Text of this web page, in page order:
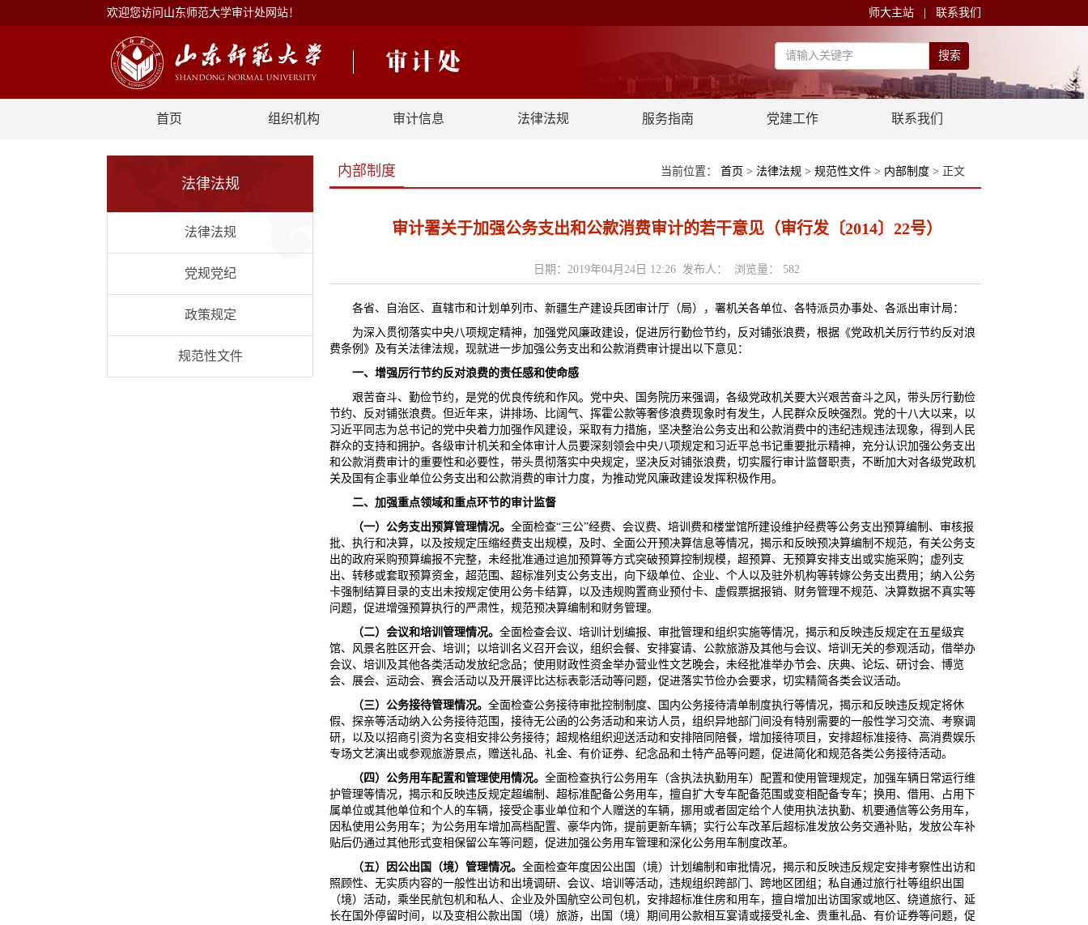
欢迎您访问山东师范大学审计处网站！ 师大主站| 联系我们
搜索
首页 组织机构 审计信息 法律法规 服务指南 党建工作 联系我们
法律法规
法律法规
党规党纪
政策规定
规范性文件
内部制度 当前位置： 首页 > 法律法规 > 规范性文件 > 内部制度 > 正文
审计署关于加强公务支出和公款消费审计的若干意见（审行发〔2014〕22号）
日期：2019年04月24日 12:26 发布人： 浏览量： 582
各省、自治区、直辖市和计划单列市、新疆生产建设兵团审计厅（局），署机关各单位、各特派员办事处、各派出审计局：
为深入贯彻落实中央八项规定精神，加强党风廉政建设，促进厉行勤俭节约，反对铺张浪费，根据《党政机关厉行节约反对浪
费条例》及有关法律法规，现就进一步加强公务支出和公款消费审计提出以下意见：
一、增强厉行节约反对浪费的责任感和使命感
艰苦奋斗、勤俭节约，是党的优良传统和作风。党中央、国务院历来强调，各级党政机关要大兴艰苦奋斗之风，带头厉行勤俭
节约、反对铺张浪费。但近年来，讲排场、比阔气、挥霍公款等奢侈浪费现象时有发生，人民群众反映强烈。党的十八大以来，以
习近平同志为总书记的党中央着力加强作风建设，采取有力措施，坚决整治公务支出和公款消费中的违纪违规违法现象，得到人民
群众的支持和拥护。各级审计机关和全体审计人员要深刻领会中央八项规定和习近平总书记重要批示精神，充分认识加强公务支出
和公款消费审计的重要性和必要性，带头贯彻落实中央规定，坚决反对铺张浪费，切实履行审计监督职责，不断加大对各级党政机
关及国有企事业单位公务支出和公款消费的审计力度，为推动党风廉政建设发挥积极作用。
二、加强重点领域和重点环节的审计监督
（一）公务支出预算管理情况。 全面检查“三公”经费、会议费、培训费和楼堂馆所建设维护经费等公务支出预算编制、审核报
批、执行和决算，以及按规定压缩经费支出规模，及时、全面公开预决算信息等情况，揭示和反映预决算编制不规范，有关公务支
出的政府采购预算编报不完整，未经批准通过追加预算等方式突破预算控制规模，超预算、无预算安排支出或实施采购；虚列支
出、转移或套取预算资金，超范围、超标准列支公务支出，向下级单位、企业、个人以及驻外机构等转嫁公务支出费用；纳入公务
卡强制结算目录的支出未按规定使用公务卡结算，以及违规购置商业预付卡、虚假票据报销、财务管理不规范、决算数据不真实等
问题，促进增强预算执行的严肃性，规范预决算编制和财务管理。
（二）会议和培训管理情况。 全面检查会议、培训计划编报、审批管理和组织实施等情况，揭示和反映违反规定在五星级宾
馆、风景名胜区开会、培训；以培训名义召开会议，组织会餐、安排宴请、公款旅游及其他与会议、培训无关的参观活动，借举办
会议、培训及其他各类活动发放纪念品；使用财政性资金举办营业性文艺晚会，未经批准举办节会、庆典、论坛、研讨会、博览
会、展会、运动会、赛会活动以及开展评比达标表彰活动等问题，促进落实节俭办会要求，切实精简各类会议活动。
（三）公务接待管理情况。 全面检查公务接待审批控制制度、国内公务接待清单制度执行等情况，揭示和反映违反规定将休
假、探亲等活动纳入公务接待范围，接待无公函的公务活动和来访人员，组织异地部门间没有特别需要的一般性学习交流、考察调
研，以及以招商引资为名变相安排公务接待；超规格组织迎送活动和安排陪同陪餐，增加接待项目，安排超标准接待、高消费娱乐
专场文艺演出或参观旅游景点，赠送礼品、礼金、有价证券、纪念品和土特产品等问题，促进简化和规范各类公务接待活动。
（四）公务用车配置和管理使用情况。 全面检查执行公务用车（含执法执勤用车）配置和使用管理规定，加强车辆日常运行维
护管理等情况，揭示和反映违反规定超编制、超标准配备公务用车，擅自扩大专车配备范围或变相配备专车；换用、借用、占用下
属单位或其他单位和个人的车辆，接受企事业单位和个人赠送的车辆，挪用或者固定给个人使用执法执勤、机要通信等公务用车，
因私使用公务用车；为公务用车增加高档配置、豪华内饰，提前更新车辆；实行公车改革后超标准发放公务交通补贴，发放公车补
贴后仍通过其他形式变相保留公车等问题，促进加强公务用车管理和深化公务用车制度改革。
（五）因公出国（境）管理情况。 全面检查年度因公出国（境）计划编制和审批情况，揭示和反映违反规定安排考察性出访和
照顾性、无实质内容的一般性出访和出境调研、会议、培训等活动，违规组织跨部门、跨地区团组；私自通过旅行社等组织出国
（境）活动，乘坐民航包机和私人、企业及外国航空公司包机，安排超标准住房和用车，擅自增加出访国家或地区、绕道旅行、延
长在国外停留时间，以及变相公款出国（境）旅游，出国（境）期间用公款相互宴请或接受礼金、贵重礼品、有价证券等问题，促